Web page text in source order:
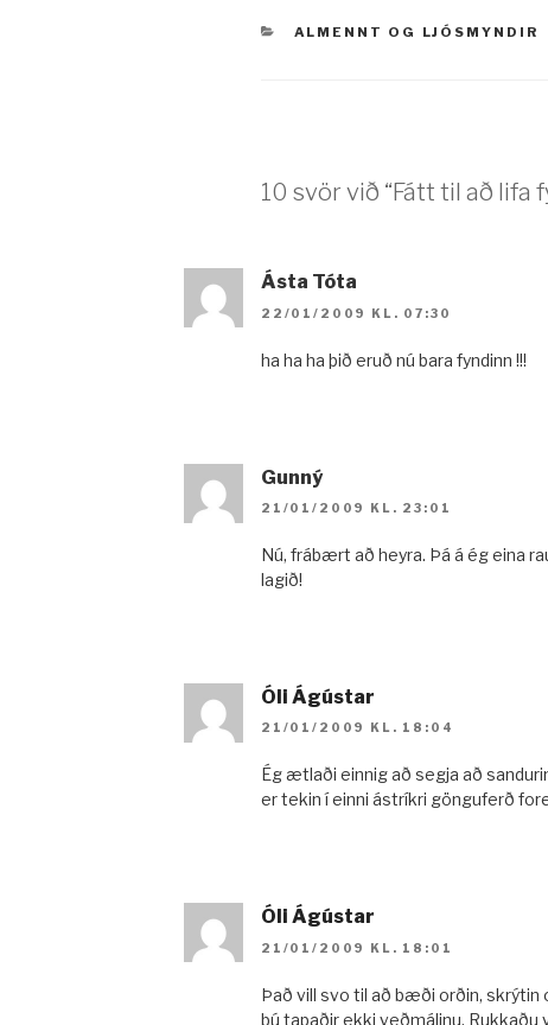
VÖRUFLOKKAR
ALMENNT OG LJÓSMYNDIR
10 svör við “Fátt til að lifa
Ásta Tóta
22/01/2009 KL. 07:30
ha ha ha þið eruð nú bara fyndinn !!!
Gunný
21/01/2009 KL. 23:01
Nú, frábært að heyra. Þá á ég eina
lagið!
Óli Ágústar
21/01/2009 KL. 18:04
Ég ætlaði einnig að segja að
er tekin í einni ástríkri gönguferð
Óli Ágústar
21/01/2009 KL. 18:01
Það vill svo til að bæði orðin, skrýtin
þú tapaðir ekki veðmálinu. Rukkaðu